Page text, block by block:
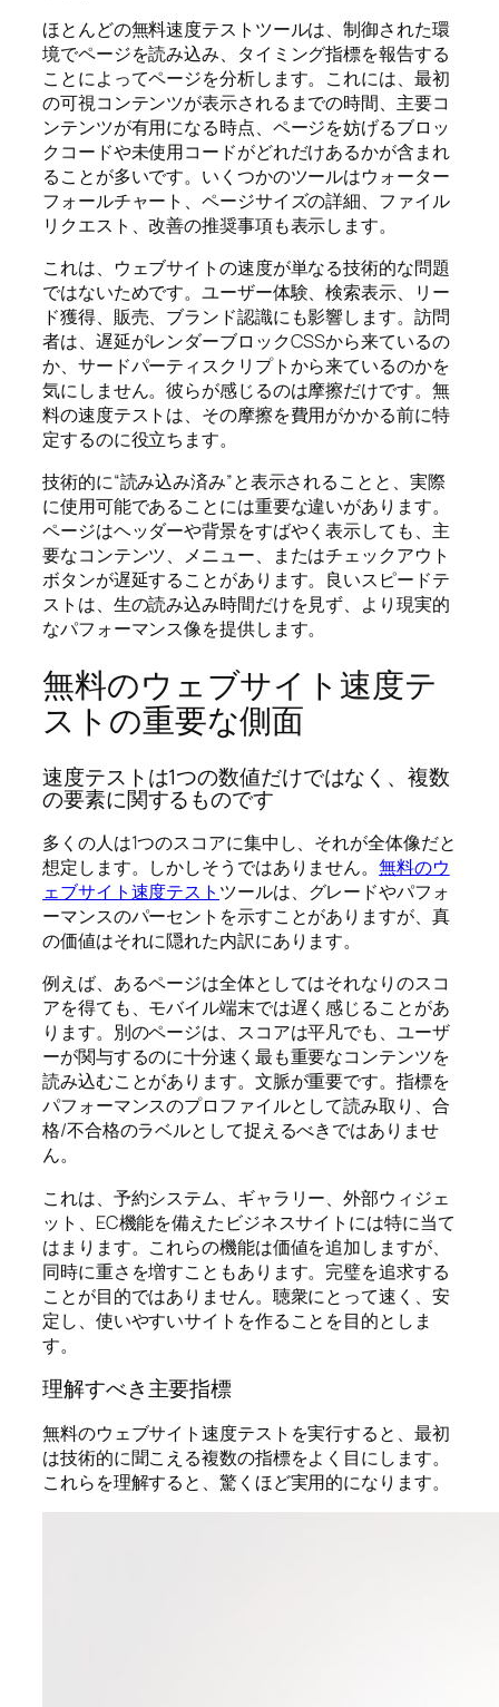
ほとんどの無料速度テストツールは、制御された環
境でページを読み込み、タイミング指標を報告する
ことによってページを分析します。これには、最初
の可視コンテンツが表示されるまでの時間、主要コ
ンテンツが有用になる時点、ページを妨げるブロッ
クコードや未使用コードがどれだけあるかが含まれ
ることが多いです。いくつかのツールはウォーター
フォールチャート、ページサイズの詳細、ファイル
リクエスト、改善の推奨事項も表示します。
これは、ウェブサイトの速度が単なる技術的な問題
ではないためです。ユーザー体験、検索表示、リー
ド獲得、販売、ブランド認識にも影響します。訪問
者は、遅延がレンダーブロックCSSから来ているの
か、サードパーティスクリプトから来ているのかを
気にしません。彼らが感じるのは摩擦だけです。無
料の速度テストは、その摩擦を費用がかかる前に特
定するのに役立ちます。
技術的に“読み込み済み”と表示されることと、実際
に使用可能であることには重要な違いがあります。
ページはヘッダーや背景をすばやく表示しても、主
要なコンテンツ、メニュー、またはチェックアウト
ボタンが遅延することがあります。良いスピードテ
ストは、生の読み込み時間だけを見ず、より現実的
なパフォーマンス像を提供します。
無料のウェブサイト速度テ
ストの重要な側面
速度テストは1つの数値だけではなく、複数
の要素に関するものです
多くの人は1つのスコアに集中し、それが全体像だと
想定します。しかしそうではありません。無料のウ
ェブサイト速度テスト ツールは、グレードやパフォ
ーマンスのパーセントを示すことがありますが、真
の価値はそれに隠れた内訳にあります。
例えば、あるページは全体としてはそれなりのスコ
アを得ても、モバイル端末では遅く感じることがあ
ります。別のページは、スコアは平凡でも、ユーザ
ーが関与するのに十分速く最も重要なコンテンツを
読み込むことがあります。文脈が重要です。指標を
パフォーマンスのプロファイルとして読み取り、合
格/不合格のラベルとして捉えるべきではありませ
ん。
これは、予約システム、ギャラリー、外部ウィジェ
ット、EC機能を備えたビジネスサイトには特に当て
はまります。これらの機能は価値を追加しますが、
同時に重さを増すこともあります。完璧を追求する
ことが目的ではありません。聴衆にとって速く、安
定し、使いやすいサイトを作ることを目的としま
す。
理解すべき主要指標
無料のウェブサイト速度テストを実行すると、最初
は技術的に聞こえる複数の指標をよく目にします。
これらを理解すると、驚くほど実用的になります。